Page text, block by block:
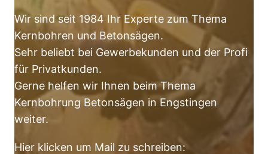
Wir sind seit 1984 Ihr Experte zum Thema
Kernbohren und Betonsägen.
Sehr beliebt bei Gewerbekunden und der Profi
für Privatkunden.
Gerne helfen wir Ihnen beim Thema
Kernbohrung Betonsägen in Engstingen
weiter.
Hier klicken um Mail zu schreiben: